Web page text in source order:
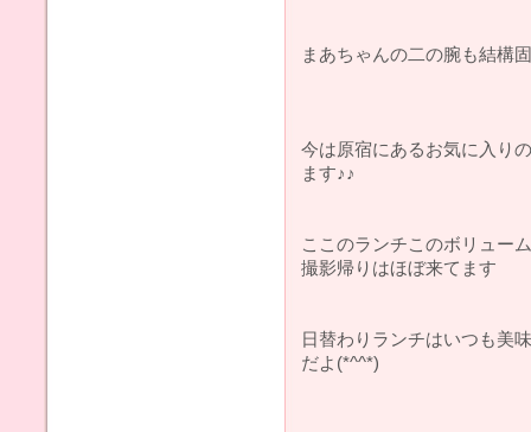
まあちゃんの二の腕も結構
今は原宿にあるお気に入り
ます♪♪
ここのランチこのボリュー
撮影帰りはほぼ来てます
日替わりランチはいつも美
だよ(*^^*)